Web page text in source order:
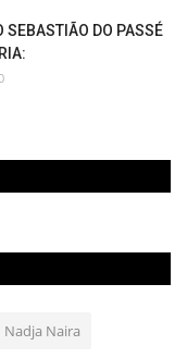
SEBASTIÃO DO PASSÉ
Nadja Naira